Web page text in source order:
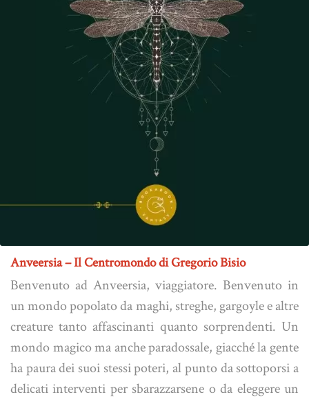
Anveersia – Il Centromondo di Gregorio Bisio
Benvenuto ad Anveersia, viaggiatore. Benvenuto in
un mondo popolato da maghi, streghe, gargoyle e altre
creature tanto affascinanti quanto sorprendenti. Un
mondo magico ma anche paradossale, giacché la gente
ha paura dei suoi stessi poteri, al punto da sottoporsi a
delicati interventi per sbarazzarsene o da eleggere un